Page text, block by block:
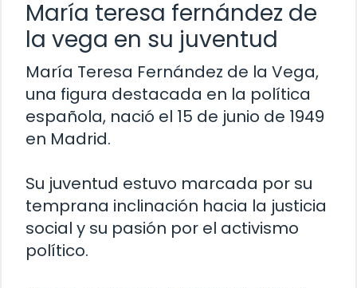
María teresa fernández de
la vega en su juventud
María Teresa Fernández de la Vega,
una figura destacada en la política
española, nació el 15 de junio de 1949
en Madrid.
Su juventud estuvo marcada por su
temprana inclinación hacia la justicia
social y su pasión por el activismo
político.